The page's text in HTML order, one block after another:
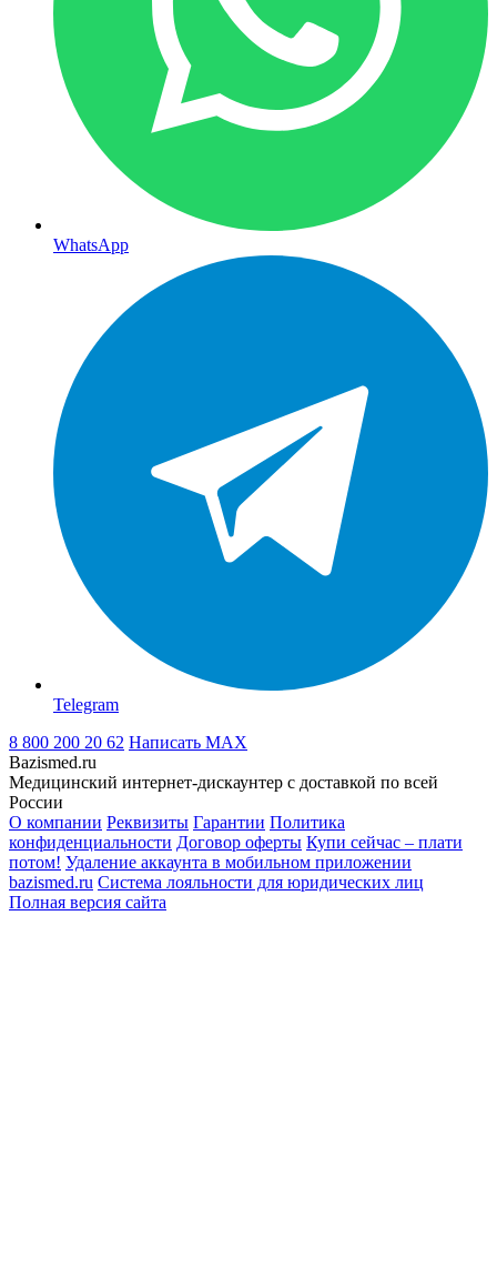
WhatsApp
Telegram
8 800 200 20 62 Написать MAX
Bazismed.ru
Медицинский интернет-дискаунтер с доставкой по всей
России
О компании Реквизиты Гарантии Политика
конфиденциальности Договор оферты Купи сейчас – плати
потом! Удаление аккаунта в мобильном приложении
bazismed.ru Система лояльности для юридических лиц
Полная версия сайта